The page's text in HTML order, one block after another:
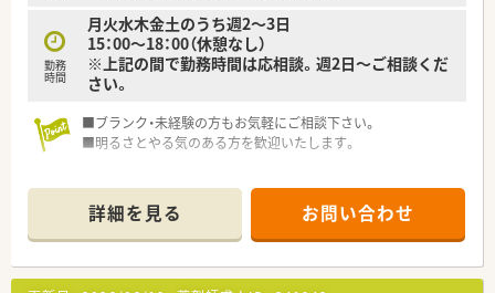
勤務
時間
月火水木金土のうち週2～3日
15：00～18：00（休憩なし）
※上記の間で勤務時間は応相談。週2日～ご相談くだ
さい。
■ブランク・未経験の方もお気軽にご相談下さい。
■明るさとやる気のある方を歓迎いたします。
詳細を見る お問い合わせ